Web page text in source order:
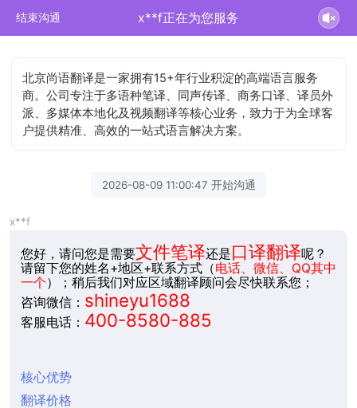
结束沟通 x**f正在为您服务
北京尚语翻译是一家拥有15+年行业积淀的高端语言服务
商。公司专注于多语种笔译、同声传译、商务口译、译员外
派、多媒体本地化及视频翻译等核心业务，致力于为全球客
户提供精准、高效的一站式语言解决方案。
2026-08-09 11:00:47 开始沟通
x**f
您好，请问您是需要文件笔译还是口译翻译呢？
请留下您的姓名+地区+联系方式（电话、微信、QQ其中
一个）；稍后我们对应区域翻译顾问会尽快联系您；
咨询微信： shineyu1688
客服电话： 400-8580-885
核心优势
翻译价格